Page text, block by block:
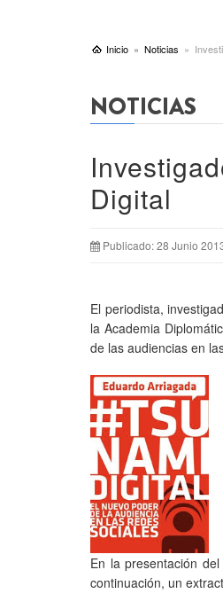
Inicio Noticias
NOTICIAS
Digital
Publicado: 28 Junio
El periodista,
la Academia
de las audiencias en
En la presentación
continuación, un